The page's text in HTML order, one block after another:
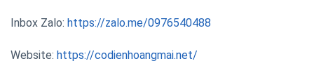
Inbox Zalo: https://zalo.me/0976540488
Website: https://codienhoangmai.net/